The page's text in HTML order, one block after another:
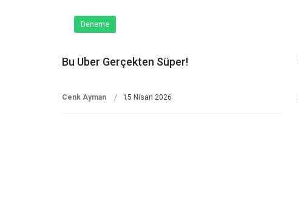
Deneme
Bu Uber Gerçekten Süper!
Cenk Ayman 15 Nisan 2026